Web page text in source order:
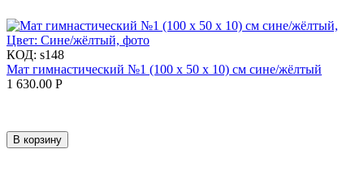
КОД: s148
Мат гимнастический №1 (100 х 50 х 10) см сине/жёлтый
1 630.00 Р
В корзину